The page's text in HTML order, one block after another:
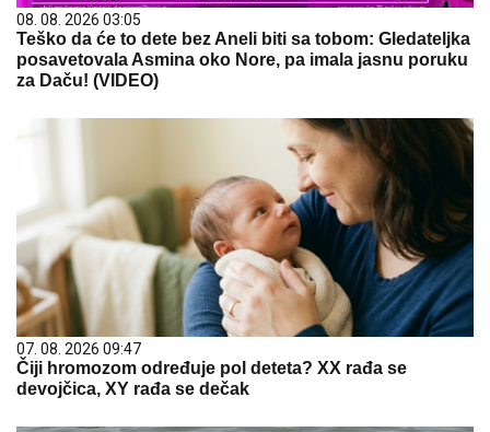
08. 08. 2026 03:05
Teško da će to dete bez Aneli biti sa tobom: Gledateljka
posavetovala Asmina oko Nore, pa imala jasnu poruku
za Daču! (VIDEO)
07. 08. 2026 09:47
Čiji hromozom određuje pol deteta? XX rađa se
devojčica, XY rađa se dečak